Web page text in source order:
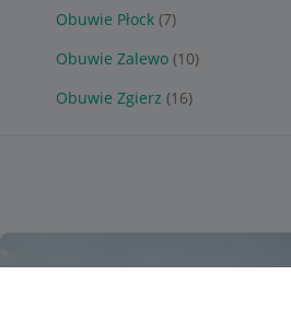
Obuwie Płock (7)
Obuwie Zalewo (10)
Obuwie Zgierz (16)